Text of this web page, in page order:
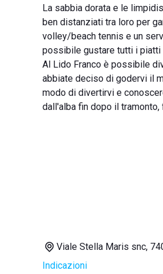
La sabbia dorata e le
ben distanziati tra loro per
volley/beach tennis e un
possibile gustare tutti i piatti
Al Lido Franco è possibile
abbiate deciso di godervi il
modo di divertirvi e
dall'alba fin dopo il
Viale Stella Maris snc,
Indicazioni